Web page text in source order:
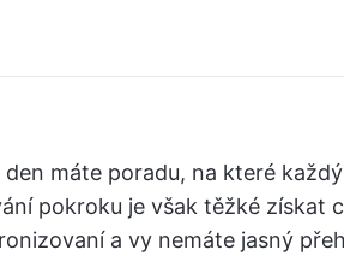
den máte poradu, na které
pokroku je však těžké získat
a vy nemáte jasný